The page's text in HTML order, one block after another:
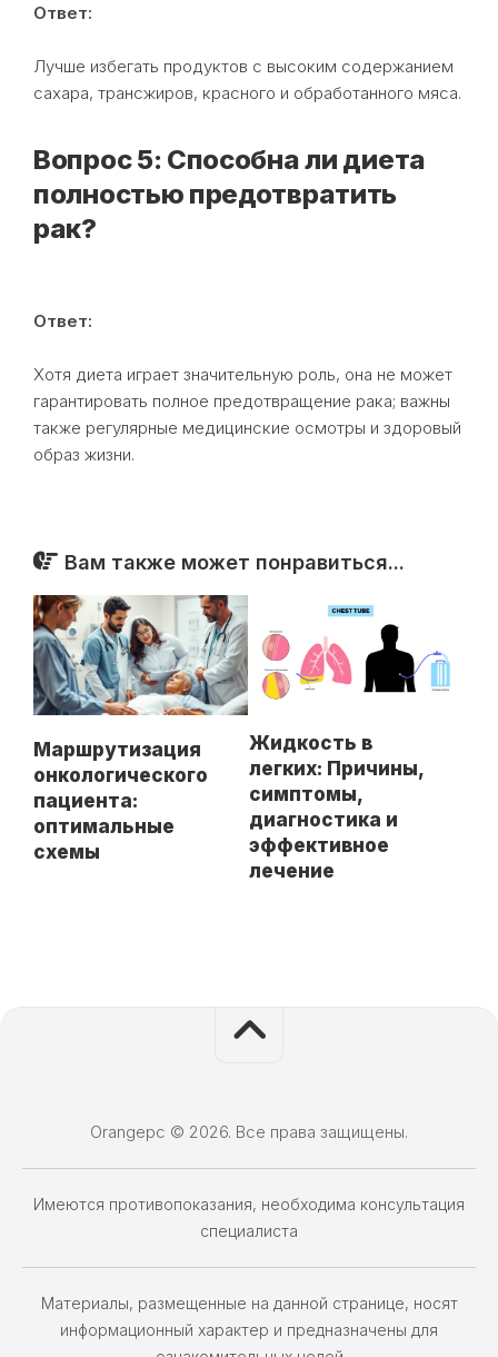
Ответ:
Лучше избегать продуктов с высоким содержанием
сахара, трансжиров, красного и обработанного мяса.
Вопрос 5: Способна ли диета
полностью предотвратить
рак?
Ответ:
Хотя диета играет значительную роль, она не может
гарантировать полное предотвращение рака; важны
также регулярные медицинские осмотры и здоровый
образ жизни.
Вам также может понравиться...
Маршрутизация
онкологического
пациента:
оптимальные
схемы
Жидкость в
легких: Причины,
симптомы,
диагностика и
эффективное
лечение
Orangepc © 2026. Все права защищены.
Имеются противопоказания, необходима консультация
специалиста
Материалы, размещенные на данной странице, носят
информационный характер и предназначены для